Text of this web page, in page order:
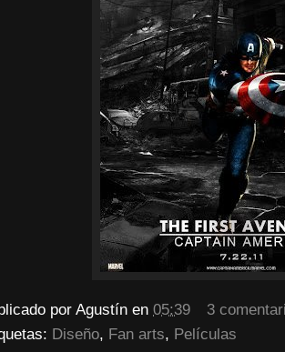
porAgustín en 05:39
3
Diseño, Fan arts, Películas